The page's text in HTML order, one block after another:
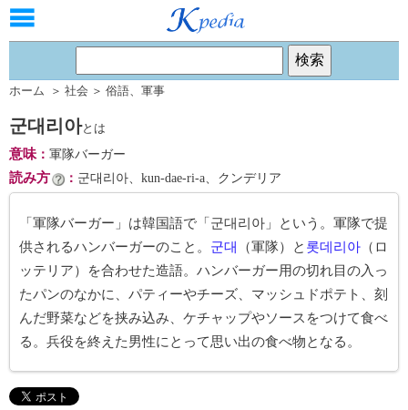
ホーム ＞ 社会 ＞ 俗語、 軍事
군대리아とは
意味： 軍隊バーガー
読み方 ： 군대리아、kun-dae-ri-a、クンデリア
「軍隊バーガー」は韓国語で「군대리아」という。軍隊で提
供されるハンバーガーのこと。 군대 （軍隊）と 롯데리아 （ロ
ッテリア）を合わせた造語。ハンバーガー用の切れ目の入っ
たパンのなかに、パティーやチーズ、マッシュドポテト、刻
んだ野菜などを挟み込み、ケチャップやソースをつけて食べ
る。兵役を終えた男性にとって思い出の食べ物となる。